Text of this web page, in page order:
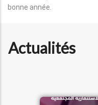
bonne année.
Actualités